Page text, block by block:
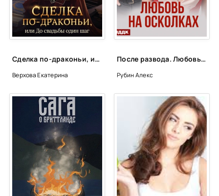
Сделка по-драконьи, или До свадьбы один шаг - Екатерина Верхова
Верхова Екатерина
После развода. Любовь на осколках - Алекс Рубин
Рубин Алекс